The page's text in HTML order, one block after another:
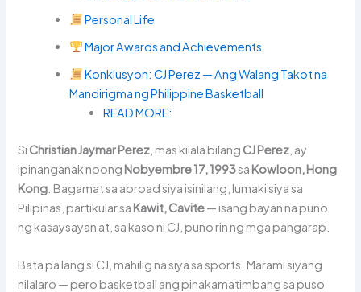
Personal Life
Major Awards and Achievements
Konklusyon: CJ Perez — Ang Walang Takot na
Mandirigma ng Philippine Basketball
READ MORE:
Si Christian Jaymar Perez , mas kilala bilang CJ Perez , ay
ipinanganak noong Nobyembre 17, 1993sa Kowloon, Hong
Kong . Bagamat sa abroad siya isinilang, lumaki siya sa
Pilipinas, partikular sa Kawit, Cavite— isang bayan na puno
ng kasaysayan at, sa kaso ni CJ, puno rin ng mga pangarap.
Bata pa lang si CJ, mahilig na siya sa sports. Marami siyang
nilalaro — pero basketball ang pinakamatimbang sa puso